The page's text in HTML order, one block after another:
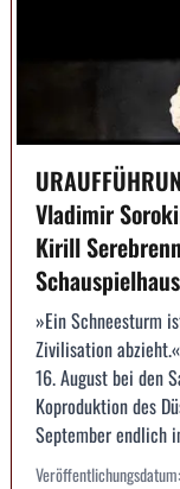
Vladimir
Kirill
Schauspielhaus
»Ein Schneesturm
Zivilisation
16. August bei den
Koproduktion des
September endlich
Veröffentlichungsdatum: